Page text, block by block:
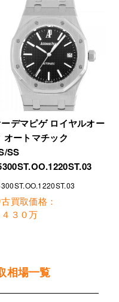
デマピゲ ロイヤルオー
オートマチック
SS
買取価格：
４３０万
相場一覧